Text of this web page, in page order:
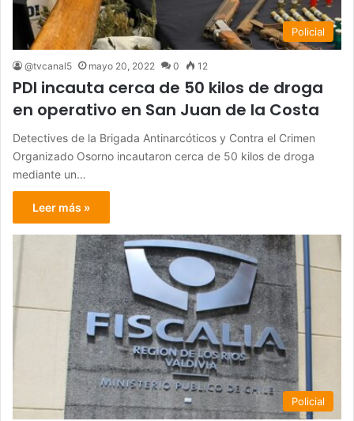
Policial
@tvcanal5 mayo 20, 2022 0 12
PDI incauta cerca de 50 kilos de droga
en operativo en San Juan de la Costa
Detectives de la Brigada Antinarcóticos y Contra el Crimen
Organizado Osorno incautaron cerca de 50 kilos de droga
mediante un…
Leer más »
Policial